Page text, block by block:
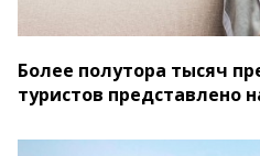
Более полутора тысяч
туристов представлено